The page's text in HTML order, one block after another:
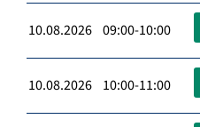
10.08.2026 09:00-10:00
10.08.2026 10:00-11:00